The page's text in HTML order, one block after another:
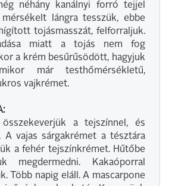
néhány kanálnyi forró tejjel
lángra tesszük, ebbe
tojásmasszát, felforraljuk.
miatt a tojás nem fog
a krém besűrűsödött, hagyjuk
már testhőmérsékletű,
vajkrémet.
a tejszínnel, és
A vajas sárgakrémet a tésztára
a fehér tejszínkrémet. Hűtőbe
megdermedni. Kakaóporral
Több napig eláll. A mascarpone